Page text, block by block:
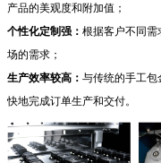
产品的美观度和附加值；
个性化定制强： 根据客户不同需
场的需求；
生产效率较高： 与传统的手工包
快地完成订单生产和交付。